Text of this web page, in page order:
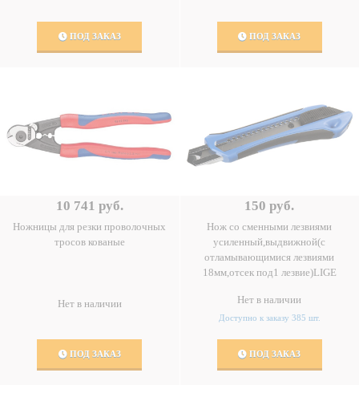
ПОД ЗАКАЗ ПОД ЗАКАЗ
10 741 руб.
Ножницы для резки проволочных
тросов кованые
Нет в наличии
ПОД ЗАКАЗ
150 руб.
Нож со сменными лезвиями
усиленный,выдвижной(с
отламывающимися лезвиями
18мм,отсек под1 лезвие)LIGE
Нет в наличии
Доступно к заказу 385 шт.
ПОД ЗАКАЗ